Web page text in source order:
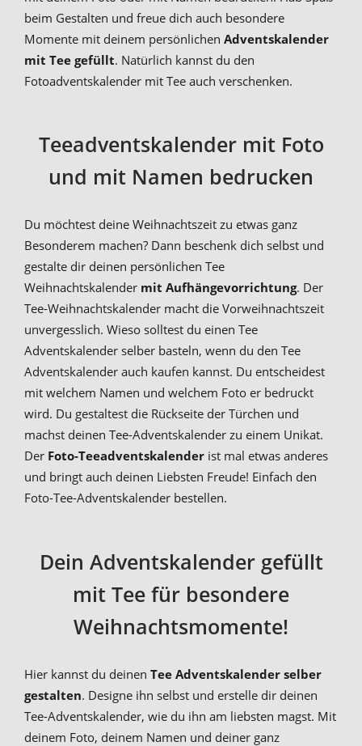
beim Gestalten und freue dich auch besondere
Momente mit deinem persönlichen Adventskalender
mit Tee gefüllt. Natürlich kannst du den
Fotoadventskalender mit Tee auch verschenken.
Teeadventskalender mit Foto
und mit Namen bedrucken
Du möchtest deine Weihnachtszeit zu etwas ganz
Besonderem machen? Dann beschenk dich selbst und
gestalte dir deinen persönlichen Tee
Weihnachtskalender mit Aufhängevorrichtung. Der
Tee-Weihnachtskalender macht die Vorweihnachtszeit
unvergesslich. Wieso solltest du einen Tee
Adventskalender selber basteln, wenn du den Tee
Adventskalender auch kaufen kannst. Du entscheidest
mit welchem Namen und welchem Foto er bedruckt
wird. Du gestaltest die Rückseite der Türchen und
machst deinen Tee-Adventskalender zu einem Unikat.
Der Foto-Teeadventskalender ist mal etwas anderes
und bringt auch deinen Liebsten Freude! Einfach den
Foto-Tee-Adventskalender bestellen.
Dein Adventskalender gefüllt
mit Tee für besondere
Weihnachtsmomente!
Hier kannst du deinen Tee Adventskalender selber
gestalten. Designe ihn selbst und erstelle dir deinen
Tee-Adventskalender, wie du ihn am liebsten magst. Mit
deinem Foto, deinem Namen und deiner ganz